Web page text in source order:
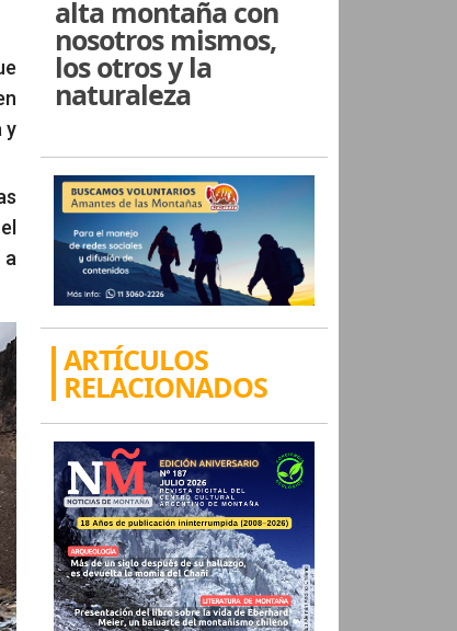
y
a
alta montaña con
nosotros mismos,
los otros y la
naturaleza
ARTÍCULOS
RELACIONADOS